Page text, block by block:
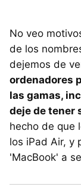
No veo
de los
dejemos de
ordenadores
las gamas,
deje de tener
hecho de que
los iPad Air, y
'MacBook' a